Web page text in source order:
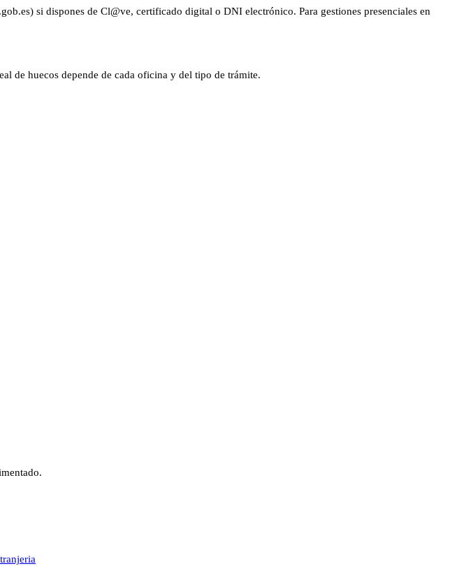
si dispones de Cl@ve, certificado digital o DNI electrónico. Para gestiones presenciales en
de huecos depende de cada oficina y del tipo de trámite.